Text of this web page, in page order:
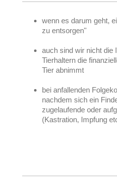
wenn es darum geht,
zu entsorgen"
auch sind wir nicht die
Tierhaltern die
Tier abnimmt
bei anfallenden
nachdem sich ein
zugelaufende oder
(Kastration, Impfung